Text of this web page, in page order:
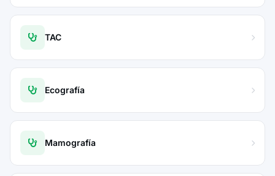
TAC
Ecografía
Mamografía